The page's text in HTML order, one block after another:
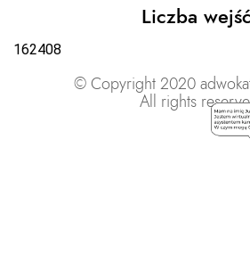
Liczba
162408
© Copyright 2020
All rights